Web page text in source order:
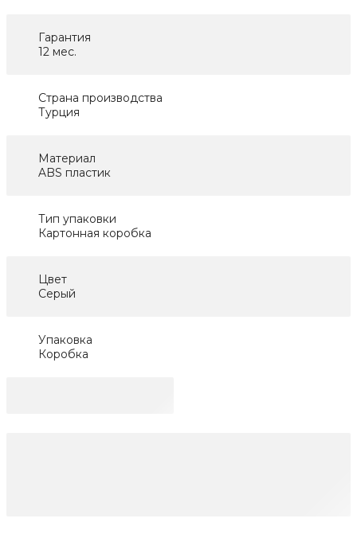
Гарантия
12 мес.
Страна производства
Турция
Материал
ABS пластик
Тип упаковки
Картонная коробка
Цвет
Серый
Упаковка
Коробка